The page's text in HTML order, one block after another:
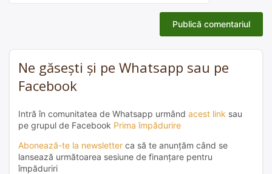
Ne găsești și pe Whatsapp sau pe
Facebook
Intră în comunitatea de Whatsapp urmând acest link sau
pe grupul de Facebook Prima împădurire
Abonează-te la newsletter ca să te anunțăm când se
lansează următoarea sesiune de finanțare pentru
împăduriri